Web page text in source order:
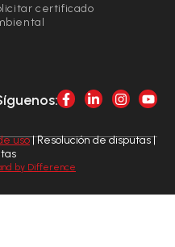
certificado
uso| Resolución de disputas |
by Difference